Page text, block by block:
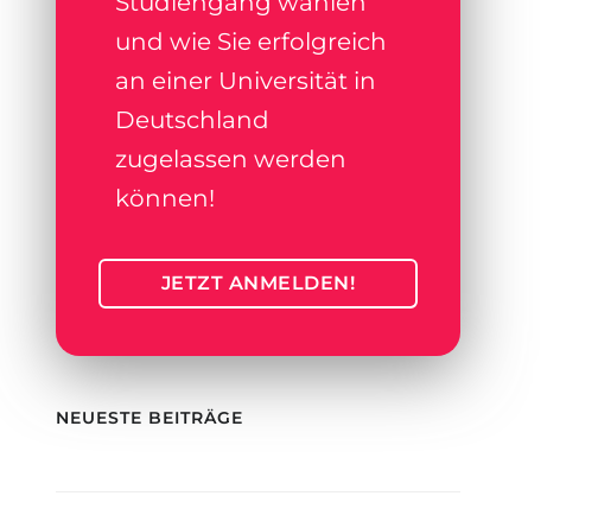
und wie Sie erfolgreich
an einer Universität in
Deutschland
zugelassen werden
können!
JETZT ANMELDEN!
NEUESTE BEITRÄGE